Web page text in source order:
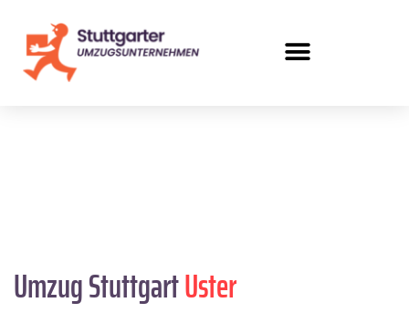
Umzug StuttgartUster